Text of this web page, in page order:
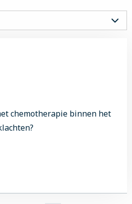
chemotherapie binnen het